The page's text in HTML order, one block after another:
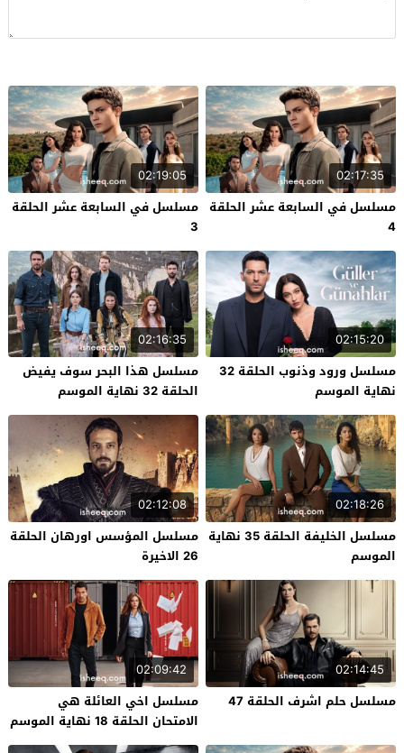
02:17:35
مسلسل في السابعة عشر الحلقة
4
02:19:05
مسلسل في السابعة عشر الحلقة
3
02:15:20
مسلسل ورود وذنوب الحلقة 32
نهاية الموسم
02:16:35
مسلسل هذا البحر سوف يفيض
الحلقة 32 نهاية الموسم
02:18:26
مسلسل الخليفة الحلقة 35 نهاية
الموسم
02:12:08
مسلسل المؤسس اورهان الحلقة
26 الاخيرة
02:14:45
مسلسل حلم اشرف الحلقة 47
02:09:42
مسلسل اخي العائلة هي
الامتحان الحلقة 18 نهاية الموسم